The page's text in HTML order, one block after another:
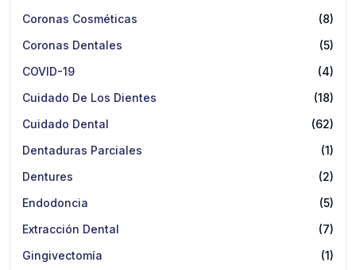
Coronas Cosméticas
(8)
Coronas Dentales
(5)
COVID-19
(4)
Cuidado De Los Dientes
(18)
Cuidado Dental
(62)
Dentaduras Parciales
(1)
Dentures
(2)
Endodoncia
(5)
Extracción Dental
(7)
Gingivectomía
(1)